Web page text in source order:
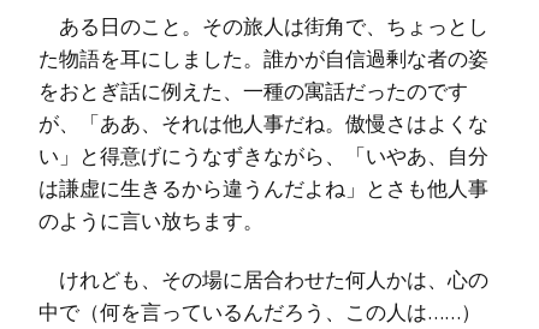
ある日のこと。その旅人は街角で、ちょっとし
た物語を耳にしました。誰かが自信過剰な者の姿
をおとぎ話に例えた、一種の寓話だったのです
が、「ああ、それは他人事だね。傲慢さはよくな
い」と得意げにうなずきながら、「いやあ、自分
は謙虚に生きるから違うんだよね」とさも他人事
のように言い放ちます。
けれども、その場に居合わせた何人かは、心の
中で（何を言っているんだろう、この人は……）